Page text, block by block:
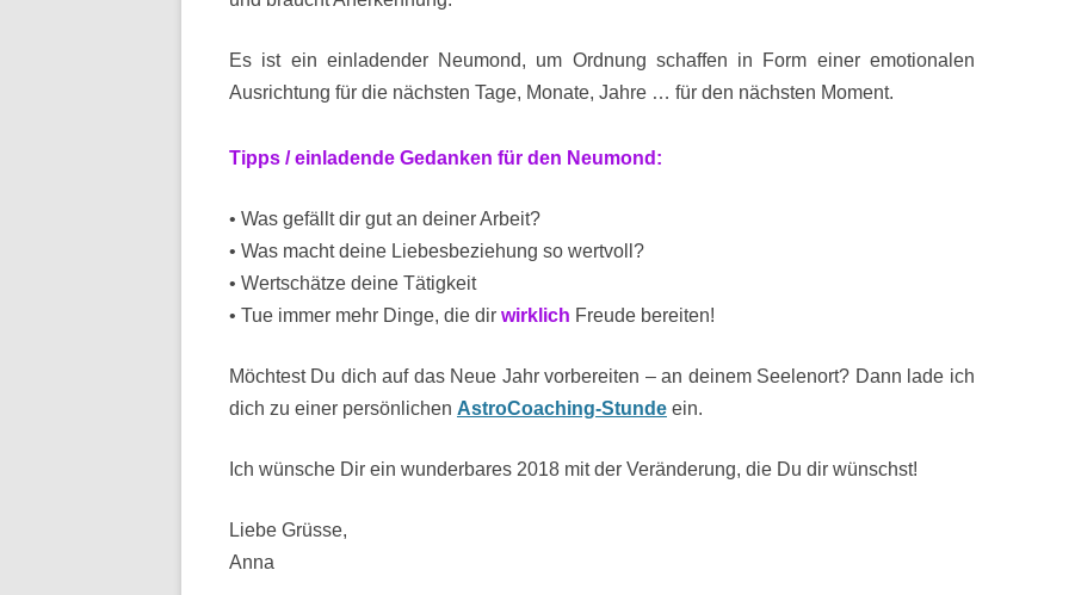
Es ist ein einladender Neumond, um Ordnung schaffen in Form einer emotionalen
Ausrichtung für die nächsten Tage, Monate, Jahre … für den nächsten Moment.
Tipps / einladende Gedanken für den Neumond:
• Was gefällt dir gut an deiner Arbeit?
• Was macht deine Liebesbeziehung so wertvoll?
• Wertschätze deine Tätigkeit
• Tue immer mehr Dinge, die dir wirklich Freude bereiten!
Möchtest Du dich auf das Neue Jahr vorbereiten – an deinem Seelenort? Dann lade ich
dich zu einer persönlichen AstroCoaching-Stunde ein.
Ich wünsche Dir ein wunderbares 2018 mit der Veränderung, die Du dir wünschst!
Liebe Grüsse,
Anna